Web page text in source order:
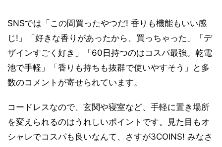
SNSでは「この間買ったやつだ! 香りも機能もいい感
じ!」「好きな香りがあったから、買っちゃった」「デ
ザインすごく好き」「60日持つのはコスパ最強。乾電
池で手軽」「香りも持ちも抜群で使いやすそう」と多
数のコメントが寄せられています。
コードレスなので、玄関や寝室など、手軽に置き場所
を変えられるのはうれしいポイントです。見た目もオ
シャレでコスパも良いなんて、さすが3COINS! みなさ